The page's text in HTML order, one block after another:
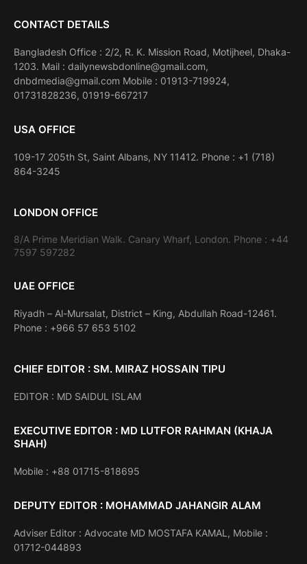
CONTACT DETAILS
Bangladesh Office : 2/2, R. K. Mission Road, Motijheel, Dhaka-
1203. Mail : dailynewsbdonline@gmail.com,
dnbdmedia@gmail.com Mobile : 01913-719924,
01731828236, 01919-667217
USA OFFICE
109-17 205th St, Saint Albans, NY 11412. Phone : +1 (718)
864-3245
LONDON OFFICE
8/A Prime Meridian Walk. Canary Wharf, London. Phone : +44
7597 597282
UAE OFFICE
Riyadh – Al-Mursalat, District – King, Abdullah Road-12461.
Phone : +966 57 653 5102
CHIEF EDITOR : SM. MIRAZ HOSSAIN TIPU
EDITOR : MD SAIDUL ISLAM
EXECUTIVE EDITOR : MD LUTFOR RAHMAN (KHAJA
SHAH)
Mobile : +88 01715-818695
DEPUTY EDITOR : MOHAMMAD JAHANGIR ALAM
Adviser Editor : Advocate MD MOSTAFA KAMAL, Mobile :
01712-044893